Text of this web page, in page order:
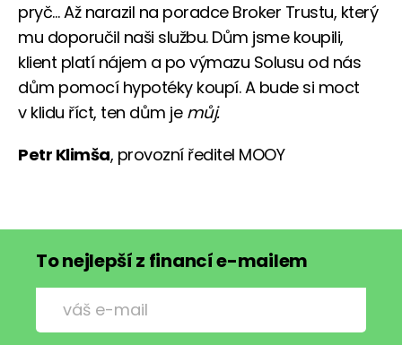
pryč… Až narazil na poradce Broker Trustu, který
mu doporučil naši službu. Dům jsme koupili,
klient platí nájem a po výmazu Solusu od nás
dům pomocí hypotéky koupí. A bude si moct
v klidu říct, ten dům je můj.
Petr Klimša, provozní ředitel MOOY
To nejlepší z financí e-mailem